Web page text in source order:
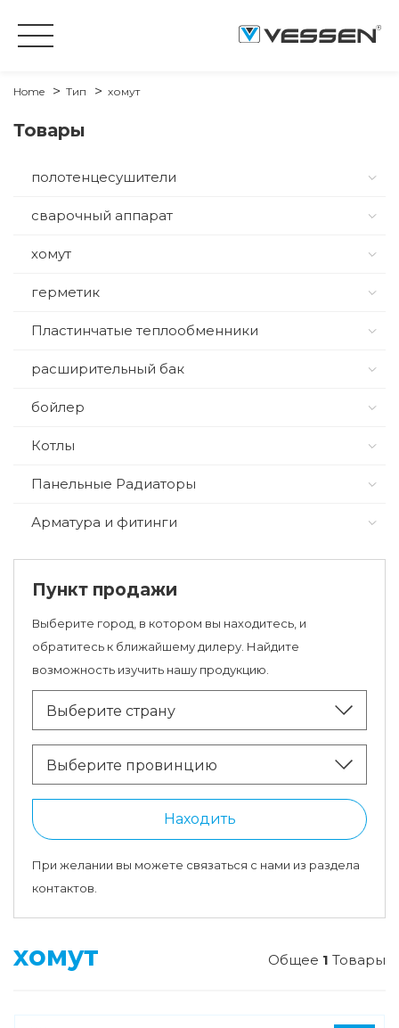
Home Тип хомут
Товары
полотенцесушители
сварочный аппарат
хомут
герметик
Пластинчатые теплообменники
расширительный бак
бойлер
Котлы
Панельные Радиаторы
Арматура и фитинги
Пункт продажи
Выберите город, в котором вы находитесь, и
обратитесь к ближайшему дилеру. Найдите
возможность изучить нашу продукцию.
Выберите страну
Выберите провинцию
Находить
При желании вы можете связаться с нами из раздела
контактов.
хомут Общее 1 Товары